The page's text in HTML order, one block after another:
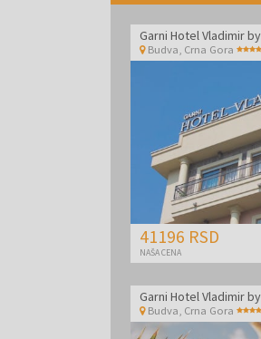
Garni Hotel Vladimir
Budva, Crna Gora
41196 RSD
NAŠA CENA
Garni Hotel Vladimir
Budva Crna Gora